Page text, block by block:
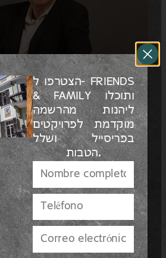
este es uno de los
más especiales, donde
capturar una profunda
hogar en un espacio
y lleno de alma.
Halperin
Arquitecto de interiores
הצטרפו ל- FRIENDS
& FAMILY ותוכלו
ליהנות מהרשמה
מוקדמת לפרויקטים
בפריסייל ושלל
הטבות.